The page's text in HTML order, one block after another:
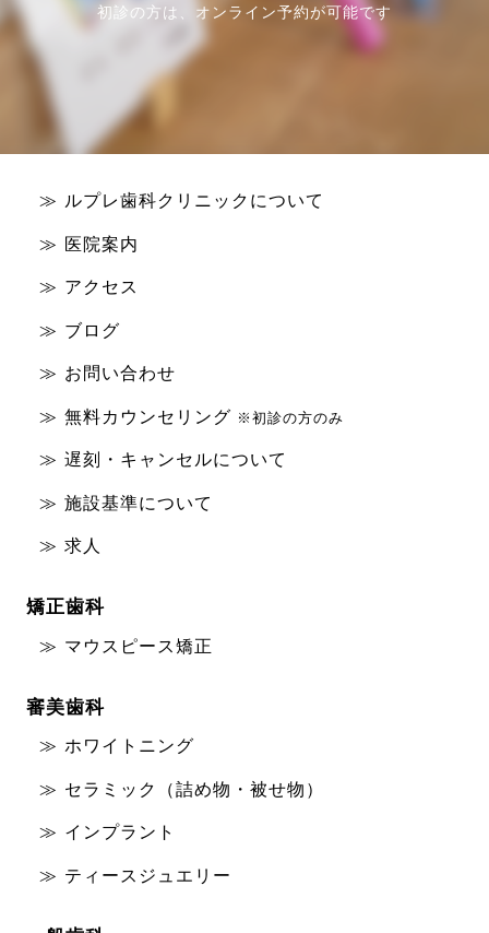
初診の方は、オンライン予約が可能です
ルプレ歯科クリニックについて
医院案内
アクセス
ブログ
お問い合わせ
無料カウンセリング ※初診の方のみ
遅刻・キャンセルについて
施設基準について
求人
矯正歯科
マウスピース矯正
審美歯科
ホワイトニング
セラミック（詰め物・被せ物）
インプラント
ティースジュエリー